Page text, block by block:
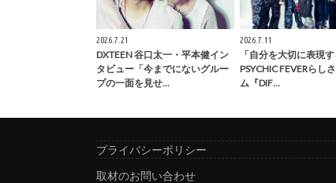
2026.7.21
DXTEEN 谷口太一・平本健イン
タビュー「今までにないグルー
プの一面を見せ…
2026.7.11
「自分を大切に表現
PSYCHIC FEVERらし
ム『DIF…
プライバシーポリシー
取材のお問い合わせ